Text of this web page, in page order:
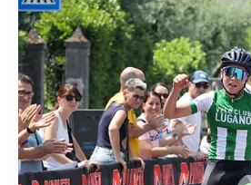
Pustovarov
domina
a
Bornato